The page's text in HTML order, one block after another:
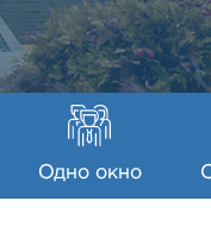
Одно окно